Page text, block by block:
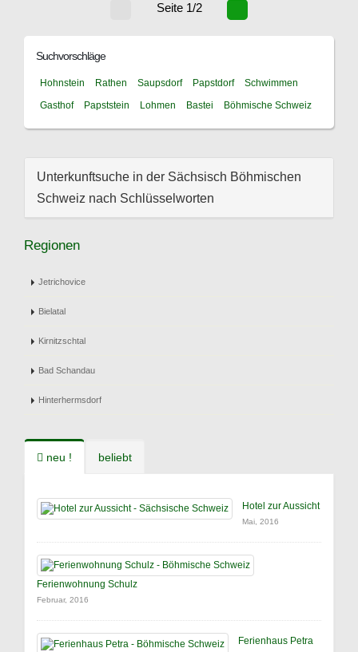
Seite 1/2
Suchvorschläge
Hohnstein Rathen Saupsdorf Papstdorf
Schwimmen
Gasthof
Papststein Lohmen Bastei Böhmische Schweiz
Unterkunftsuche in der Sächsisch Böhmischen
Schweiz nach Schlüsselworten
Regionen
Jetrichovice
Bielatal
Kirnitzschtal
Bad Schandau
Hinterhermsdorf
neu ! beliebt
Hotel zur Aussicht
Mai, 2016
Ferienwohnung Schulz
Februar, 2016
Ferienhaus Petra